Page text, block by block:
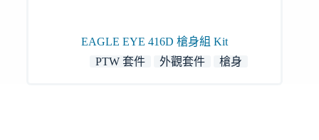
EAGLE EYE 416D 槍身組 Kit
PTW 套件
外觀套件 槍身